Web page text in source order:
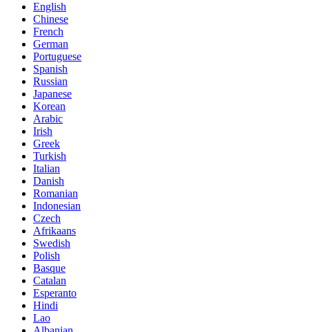
English
Chinese
French
German
Portuguese
Spanish
Russian
Japanese
Korean
Arabic
Irish
Greek
Turkish
Italian
Danish
Romanian
Indonesian
Czech
Afrikaans
Swedish
Polish
Basque
Catalan
Esperanto
Hindi
Lao